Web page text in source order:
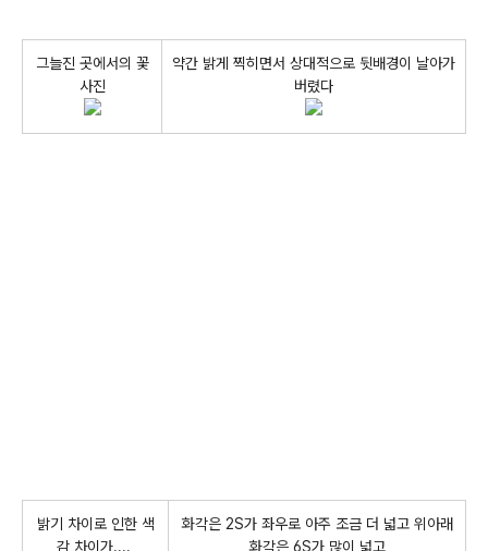
그늘진 곳에서의 꽃
사진
약간 밝게 찍히면서 상대적으로 뒷배경이 날아가
버렸다
밝기 차이로 인한 색
감 차이가....
화각은 2S가 좌우로 아주 조금 더 넓고 위아래
화각은 6S가 많이 넓고